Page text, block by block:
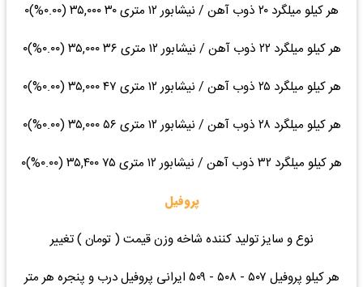
هر کیلو میلگرد ۲۰ ذوب آهن / نیشابور ۱۲ متری ۳۰ ۳۵,۰۰۰ (۰.۰۰%)۰
هر کیلو میلگرد ۲۲ ذوب آهن / نیشابور ۱۲ متری ۳۶ ۳۵,۰۰۰ (۰.۰۰%)۰
هر کیلو میلگرد ۲۵ ذوب آهن / نیشابور ۱۲ متری ۴۷ ۳۵,۰۰۰ (۰.۰۰%)۰
هر کیلو میلگرد ۲۸ ذوب آهن / نیشابور ۱۲ متری ۵۶ ۳۵,۰۰۰ (۰.۰۰%)۰
هر کیلو میلگرد ۳۲ ذوب آهن / نیشابور ۱۲ متری ۷۵ ۳۵,۴۰۰ (۰.۰۰%)۰
پروفیل
نوع و سایز تولید کننده شاخه وزن قیمت ( تومان ) تغییر
هر کیلو پروفیل ۵۰۷ - ۵۰۸ - ۵۰۹ ایرانی پروفیل درب و پنجره هر متر